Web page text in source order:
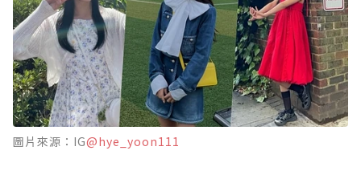
圖片來源：IG@hye_yoon111